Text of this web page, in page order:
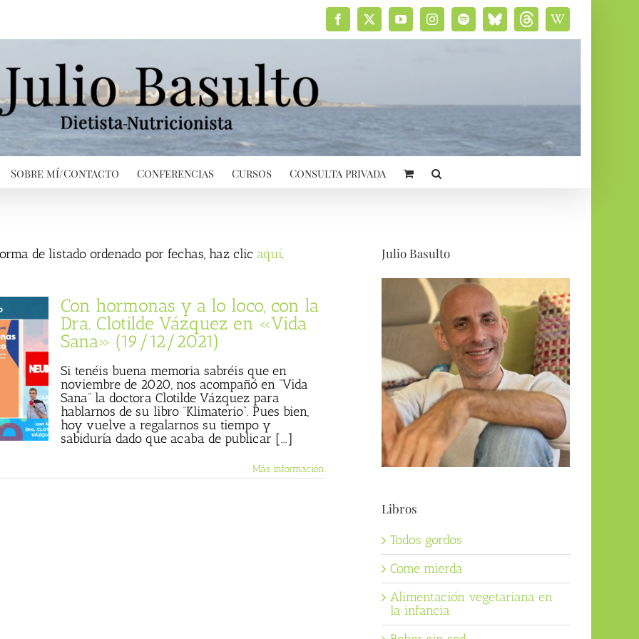
Facebook
X YouTubeInstagramSpotifyBluesky
social
ThreadsWikipedia
Sobre mí/Contacto Conferencias Cursos Consulta privada
de listado ordenado por fechas, haz clic aquí.
Con hormonas y a lo loco, con la
Dra. Clotilde Vázquez en «Vida
Sana» (19/12/2021)
Si tenéis buena memoria sabréis que en
noviembre de 2020, nos acompañó en “Vida
Sana” la doctora Clotilde Vázquez para
hablarnos de su libro “Klimaterio”. Pues bien,
hoy vuelve a regalarnos su tiempo y
sabiduría dado que acaba de publicar [...]
Más información
Julio Basulto
Libros
Todos gordos
Come mierda
Alimentación vegetariana en
la infancia